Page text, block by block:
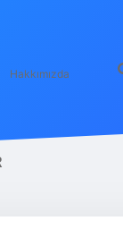
Hakkımızda